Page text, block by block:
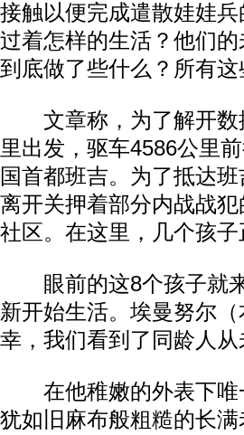
接触以便完成遣散娃娃
过着怎样的生活？他们
到底做了些什么？所有
文章称，为了解开数
里出发，驱车4586公里
国首都班吉。为了抵达
离开关押着部分内战战
社区。在这里，几个孩
眼前的这8个孩子就来
新开始生活。埃曼努尔
幸，我们看到了同龄人
在他稚嫩的外表下唯
犹如旧麻布般粗糙的长